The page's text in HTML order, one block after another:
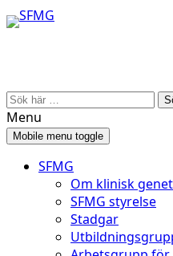
Skip
to
Skip
to
Search
for:
Menu
Mobile menu toggle
SFMG
Om klinisk
SFMG styrelse
Stadgar